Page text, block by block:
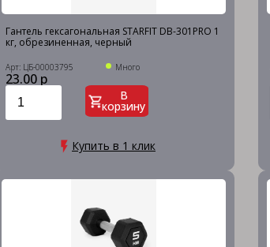
Гантель гексагональная STARFIT DB-301PRO 1
кг, обрезиненная, черный
Арт: ЦБ-00003795 Много
23.00 р
В
корзину
Купить в 1 клик